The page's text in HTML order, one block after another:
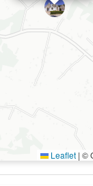
Leaflet | ©